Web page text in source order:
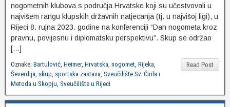
nogometnih klubova s područja Hrvatske koji su učestvovali u
najvišem rangu klupskih državnih natjecanja (tj. u najvišoj ligi), u
Rijeci 8. rujna 2023. godine na konferenciji “Dan nogometa kroz
pravnu, povijesnu i diplomatsku perspektivu”. Skup se održao
[…]
Read Post
Oznake: Bartulović, Heimer, Hrvatska, nogomet, Rijeka,
Ševerdija, skup, sportska zastava, Sveučilište Sv. Ćirila i
Metoda u Skopju, Sveučilište u Rijeci